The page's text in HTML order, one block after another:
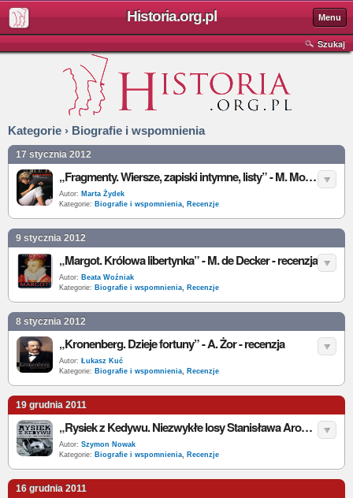
Historia.org.pl Menu
Szukaj
Kategorie › Biografie i wspomnienia
17 stycznia 2012
„Fragmenty. Wiersze, zapiski intymne, listy” - M. Monroe - recenzja
Autor: Marta Żydek
Kategorie: Biografie i wspomnienia, Recenzje
9 stycznia 2012
„Margot. Królowa libertynka” - M. de Decker - recenzja
Autor: Beata Woźniak
Kategorie: Biografie i wspomnienia, Recenzje
8 stycznia 2012
„Kronenberg. Dzieje fortuny” - A. Żor - recenzja
Autor: Łukasz Kuć
Kategorie: Biografie i wspomnienia, Recenzje
19 grudnia 2011
„Rysiek z Kedywu. Niezwykłe losy Stanisława Aronsona” - P. Bukalska - recenzja
Autor: Szymon Nowak
Kategorie: Biografie i wspomnienia, Recenzje
16 grudnia 2011